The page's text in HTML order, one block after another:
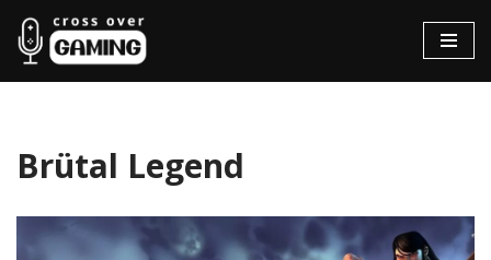
Hopp
til
Brütal Legend